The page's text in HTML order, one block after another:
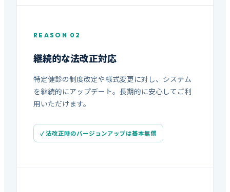
REASON 02
継続的な法改正対応
特定健診の制度改定や様式変更に対し、システム
を継続的にアップデート。長期的に安心してご利
用いただけます。
✓ 法改正時のバージョンアップは基本無償